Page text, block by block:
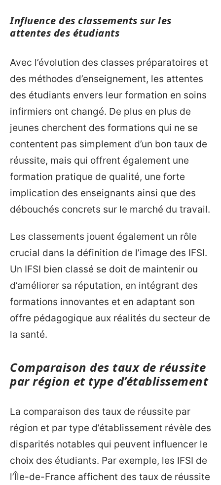
Influence des classements sur les
attentes des étudiants
Avec l’évolution des classes préparatoires et
des méthodes d’enseignement, les attentes
des étudiants envers leur formation en soins
infirmiers ont changé. De plus en plus de
jeunes cherchent des formations qui ne se
contentent pas simplement d’un bon taux de
réussite, mais qui offrent également une
formation pratique de qualité, une forte
implication des enseignants ainsi que des
débouchés concrets sur le marché du travail.
Les classements jouent également un rôle
crucial dans la définition de l’image des IFSI.
Un IFSI bien classé se doit de maintenir ou
d’améliorer sa réputation, en intégrant des
formations innovantes et en adaptant son
offre pédagogique aux réalités du secteur de
la santé.
Comparaison des taux de réussite
par région et type d’établissement
La comparaison des taux de réussite par
région et par type d’établissement révèle des
disparités notables qui peuvent influencer le
choix des étudiants. Par exemple, les IFSI de
l’Île-de-France affichent des taux de réussite